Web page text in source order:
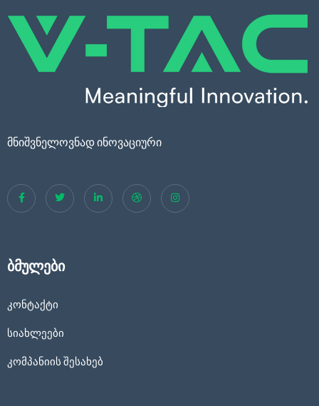
მნიშვნელოვნად ინოვაციური
ბმულები
კონტაქტი
სიახლეები
კომპანიის შესახებ